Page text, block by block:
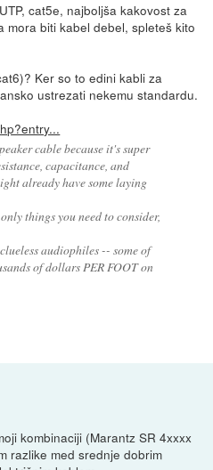
cat5e, najboljša kakovost za
mora biti kabel debel, spleteš kito
Ker so to edini kabli za
ustrezati nekemu standardu.
cable because it's super
capacitance, and
already have some laying
things you need to consider,
audiophiles -- some of
of dollars PER FOOT on
kombinaciji (Marantz SR 4xxxx
razlike med srednje dobrim